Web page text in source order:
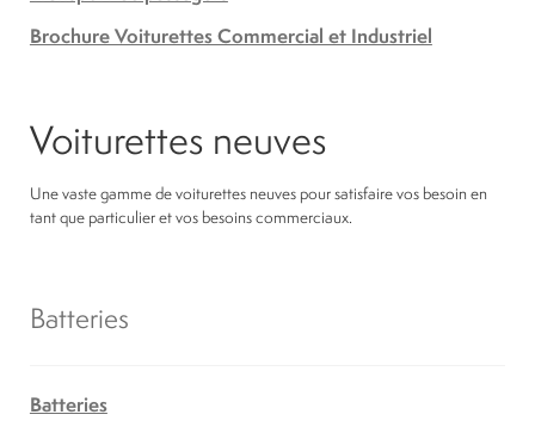
Brochure Voiturettes Commercial et Industriel
Voiturettes neuves
Une vaste gamme de voiturettes neuves pour satisfaire vos besoin en
tant que particulier et vos besoins commerciaux.
Batteries
Batteries